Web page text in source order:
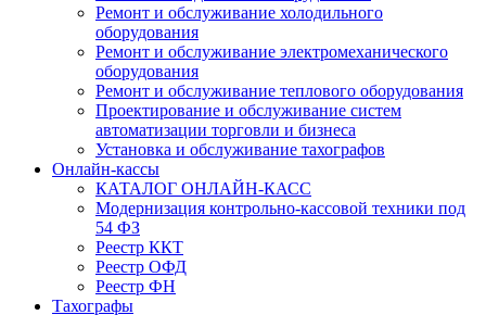
Ремонт и обслуживание холодильного
оборудования
Ремонт и обслуживание электромеханического
оборудования
Ремонт и обслуживание теплового оборудования
Проектирование и обслуживание систем
автоматизации торговли и бизнеса
Установка и обслуживание тахографов
Онлайн-кассы
КАТАЛОГ ОНЛАЙН-КАСС
Модернизация контрольно-кассовой техники под
54 ФЗ
Реестр ККТ
Реестр ОФД
Реестр ФН
Тахографы